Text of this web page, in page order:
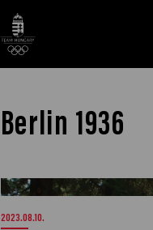
Hírek
Dakar 2026
Berlin 1936
Csik Ferenc győzelmére
2023.08.10.